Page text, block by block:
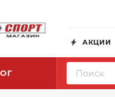
АКЦИИ